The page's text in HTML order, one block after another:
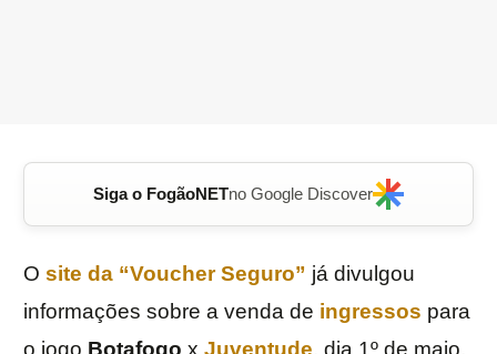
Siga o FogãoNETno Google Discover
O site da “Voucher Seguro” já divulgou
informações sobre a venda de ingressos para